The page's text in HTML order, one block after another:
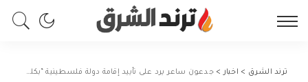
ترند الشرق > اخبار >جدعون ساعر يرد على تأييد إقامة دولة فلسطينية “بكلمة واحدة”